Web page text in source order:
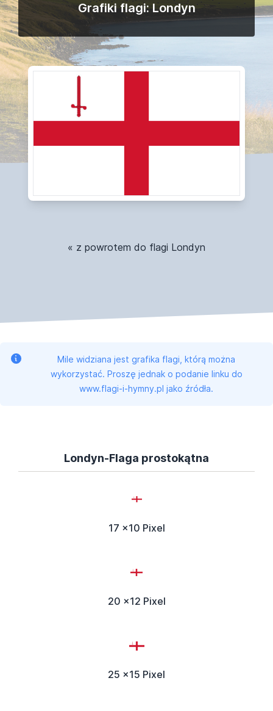
Grafiki flagi: Londyn
« z powrotem do flagi Londyn
Mile widziana jest grafika flagi, którą można
wykorzystać. Proszę jednak o podanie linku do
www.flagi-i-hymny.pl jako źródła.
Londyn-Flaga prostokątna
17 x10 Pixel
20 x12 Pixel
25 x15 Pixel